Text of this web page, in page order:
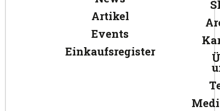
Artikel
Events
Einkaufsregister